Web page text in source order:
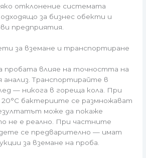
отклонение системата
за бизнес обекти и
предприятия.
за вземане и транспортиране
пробата влияе на точността на
анализ. Транспортирайте в
— никога в гореща кола. При
бактериите се размножават
може да покаже
не е реално. При частните
се предварително — имат
за вземане на проба.